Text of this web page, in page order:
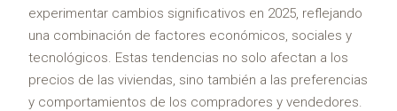
experimentar cambios significativos en 2025, reflejando
una combinación de factores económicos, sociales y
tecnológicos. Estas tendencias no solo afectan a los
precios de las viviendas, sino también a las preferencias
y comportamientos de los compradores y vendedores.